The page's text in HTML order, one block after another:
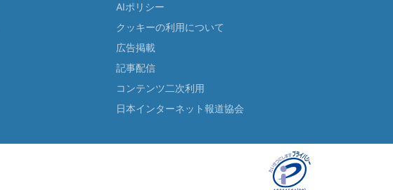
AIポリシー
クッキーの利用について
広告掲載
記事配信
コンテンツ二次利用
日本インターネット報道協会